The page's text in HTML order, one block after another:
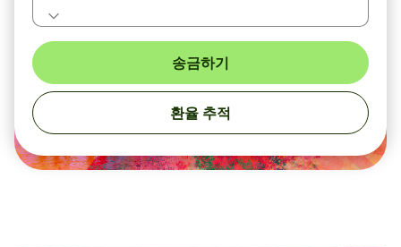
송금하기
환율 추적